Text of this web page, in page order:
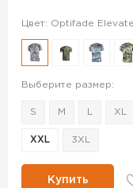
Цвет: Optifade
Выберите размер:
S M XL
XXL 3XL
Купить